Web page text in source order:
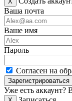
Ваша почта
Ваше имя
Пароль
Согласен на
Зарегистрироваться
Уже есть аккаунт?